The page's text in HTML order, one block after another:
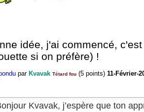
idée, j'ai commencé,
si on préfère) !
par Kvavak Tétard fou (5 points) 11-Février-
Kvavak, j’espère que ton